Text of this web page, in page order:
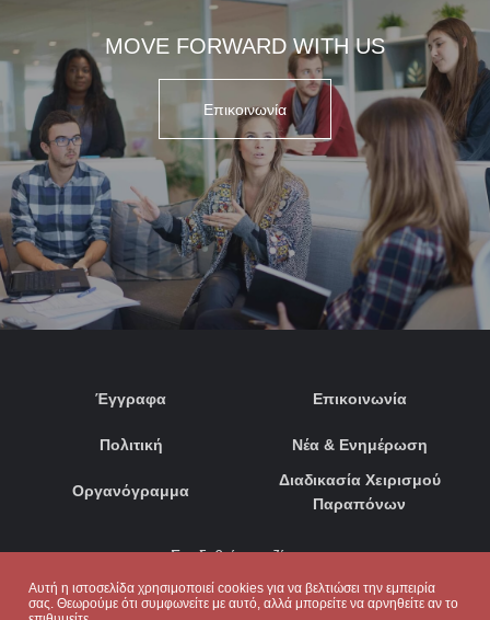
Αυτή η ιστοσελίδα χρησιμοποιεί cookies για να βελτιώσει την εμπειρία
σας. Θεωρούμε ότι συμφωνείτε με αυτό, αλλά μπορείτε να αρνηθείτε αν το
MOVE FORWARD WITH US
Επικοινωνία
Έγγραφα
Πολιτική
Οργανόγραμμα
Επικοινωνία
Νέα & Ενημέρωση
Διαδικασία Χειρισμού
Παραπόνων
Συνδεθείτε μαζί μας: